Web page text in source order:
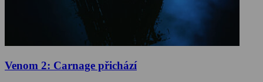
Venom 2: Carnage přichází